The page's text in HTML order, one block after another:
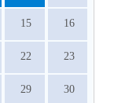
15 16
22 23
29 30